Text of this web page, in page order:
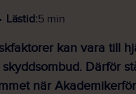
Lästid:5 min
kan vara till
Därför
när